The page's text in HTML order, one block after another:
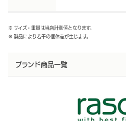
※ サイズ・重量は当店計測値となります。
※ 製品により若干の個体差が生じます。
ブランド商品一覧